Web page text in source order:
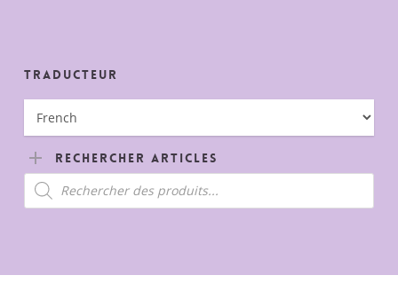
Traducteur
Rechercher Articles
Recherche
de
produits